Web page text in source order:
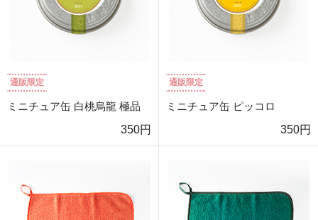
通販限定
ミニチュア缶 白桃烏龍 極品
350円
通販限定
ミニチュア缶 ピッコロ
350円